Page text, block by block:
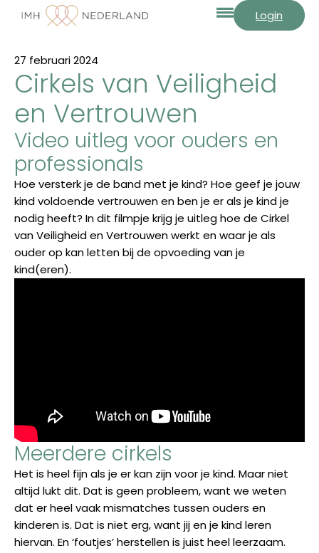
Login
27 februari 2024
Cirkels van Veiligheid
en Vertrouwen
Video uitleg voor ouders en
professionals
Hoe versterk je de band met je kind? Hoe geef je jouw
kind voldoende vertrouwen en ben je er als je kind je
nodig heeft? In dit filmpje krijg je uitleg hoe de Cirkel
van Veiligheid en Vertrouwen werkt en waar je als
ouder op kan letten bij de opvoeding van je
kind(eren).
Meerdere cirkels
Het is heel fijn als je er kan zijn voor je kind. Maar niet
altijd lukt dit. Dat is geen probleem, want we weten
dat er heel vaak mismatches tussen ouders en
kinderen is. Dat is niet erg, want jij en je kind leren
hiervan. En ‘foutjes’ herstellen is juist heel leerzaam.